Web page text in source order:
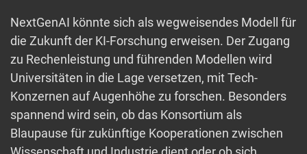
NextGenAI könnte sich als wegweisendes Modell für
die Zukunft der KI-Forschung erweisen. Der Zugang
zu Rechenleistung und führenden Modellen wird
Universitäten in die Lage versetzen, mit Tech-
Konzernen auf Augenhöhe zu forschen. Besonders
spannend wird sein, ob das Konsortium als
Blaupause für zukünftige Kooperationen zwischen